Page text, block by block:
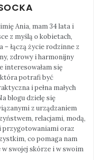
Ania, mam 34 lata i
z myślą o kobietach,
– łączą życie rodzinne z
zdrowy i harmonijny
interesowałam się
potrafi być
i pełna małych
blogu dzielę się
z urządzaniem
relacjami, modą,
przygotowaniami oraz
co pomaga nam
swojej skórze i w swoim